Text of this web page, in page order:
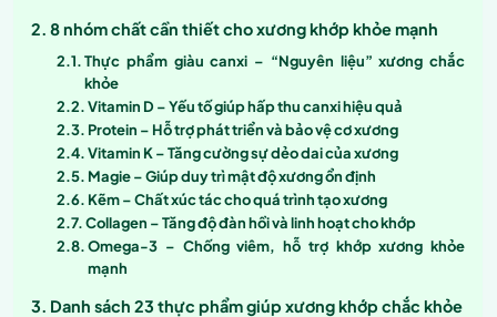
8 nhóm chất cần thiết cho xương khớp khỏe mạnh
Thực phẩm giàu canxi – “Nguyên liệu” xương chắc
khỏe
Vitamin D – Yếu tố giúp hấp thu canxi hiệu quả
Protein – Hỗ trợ phát triển và bảo vệ cơ xương
Vitamin K – Tăng cường sự dẻo dai của xương
Magie – Giúp duy trì mật độ xương ổn định
Kẽm – Chất xúc tác cho quá trình tạo xương
Collagen – Tăng độ đàn hồi và linh hoạt cho khớp
Omega-3 – Chống viêm, hỗ trợ khớp xương khỏe
mạnh
Danh sách 23 thực phẩm giúp xương khớp chắc khỏe